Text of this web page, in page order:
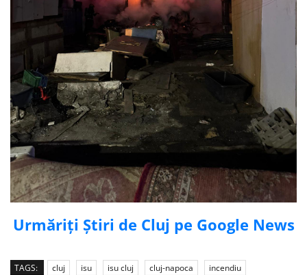
Urmăriți Știri de Cluj pe Google News
TAGS: cluj isu isu cluj cluj-napoca
incendiu